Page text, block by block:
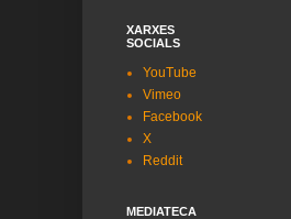
XARXES
SOCIALS
YouTube
Vimeo
Facebook
X
Reddit
MEDIATECA